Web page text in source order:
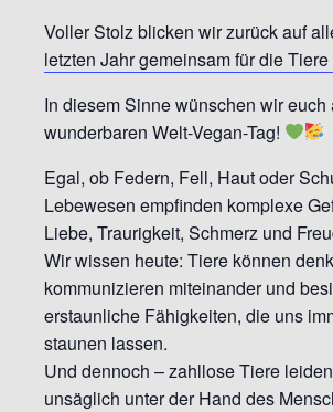
Voller Stolz blicken wir zurück auf
letzten Jahr gemeinsam für die
In diesem Sinne wünschen wir euch
wunderbaren Welt-Vegan-Tag!
Egal, ob Federn, Fell, Haut oder
Lebewesen empfinden komplexe
Liebe, Traurigkeit, Schmerz und
Wir wissen heute: Tiere können
kommunizieren miteinander und
erstaunliche Fähigkeiten, die uns
staunen lassen.
Und dennoch – zahllose Tiere
unsäglich unter der Hand des